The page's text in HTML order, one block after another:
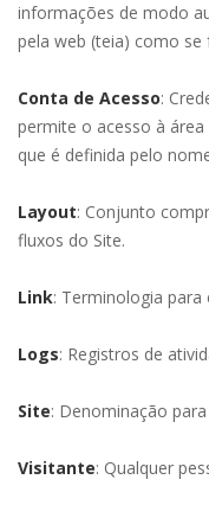
informações de modo
pela web (teia) como se
Conta de Acesso:
permite o acesso à
que é definida pelo
Layout: Conjunto
fluxos do Site.
Link: Terminologia para
Logs: Registros de
Site: Denominação
Visitante: Qualquer